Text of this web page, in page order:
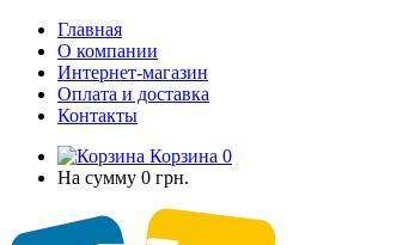
Главная
О компании
Интернет-магазин
Оплата и доставка
Контакты
Корзина 0
На сумму 0 грн.